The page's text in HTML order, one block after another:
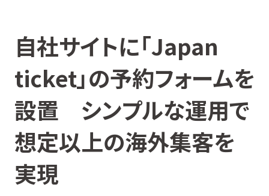
自社サイトに「Japan
ticket」の予約フォームを
設置 シンプルな運用で
想定以上の海外集客を
実現